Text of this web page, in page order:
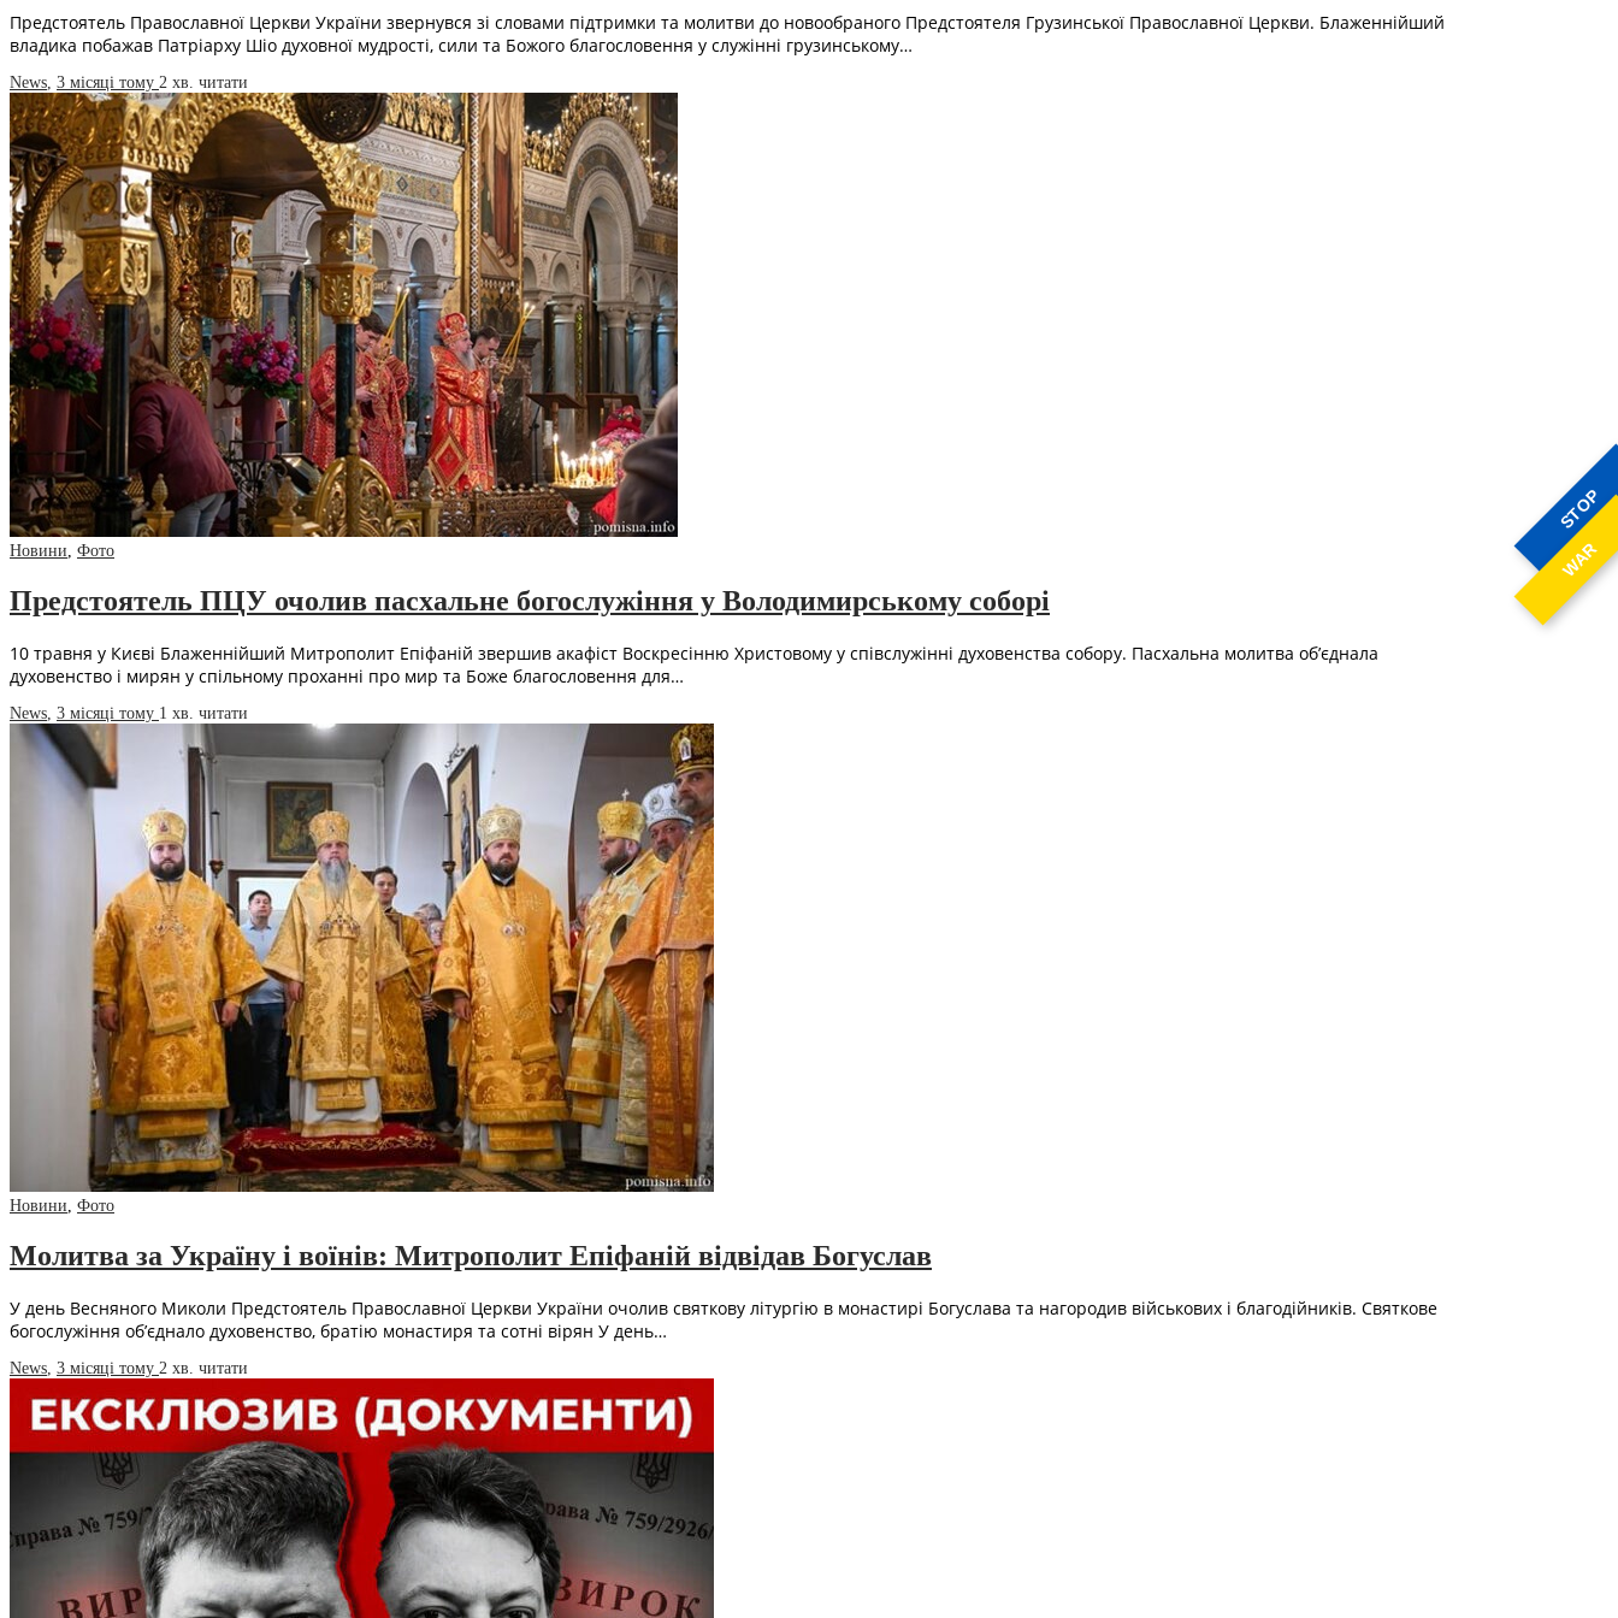
STOP
WAR
Предстоятель Православної Церкви України звернувся зі словами підтримки та молитви до новообраного Предстоятеля Грузинської Православної Церкви. Блаженнійший
владика побажав Патріарху Шіо духовної мудрості, сили та Божого благословення у служінні грузинському…
News, 3 місяці тому 2 хв. читати
Новини, Фото
Предстоятель ПЦУ очолив пасхальне богослужіння у Володимирському соборі
10 травня у Києві Блаженнійший Митрополит Епіфаній звершив акафіст Воскресінню Христовому у співслужінні духовенства собору. Пасхальна молитва об’єднала
духовенство і мирян у спільному проханні про мир та Боже благословення для…
News 3 місяці тому 1 хв. читати
Новини Фото
Молитва за Україну і воїнів: Митрополит Епіфаній відвідав Богуслав
У день Весняного Миколи Предстоятель Православної Церкви України очолив святкову літургію в монастирі Богуслава та нагородив військових і благодійників. Святкове
богослужіння об’єднало духовенство, братію монастиря та сотні вірян У день…
News 3 місяці тому 2 хв. читати